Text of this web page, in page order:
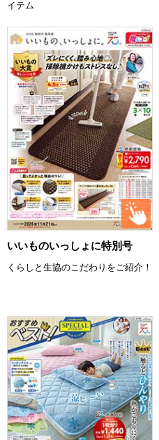
イテム
いいものいっしょに特別号
くらしと生協のこだわりをご紹介！